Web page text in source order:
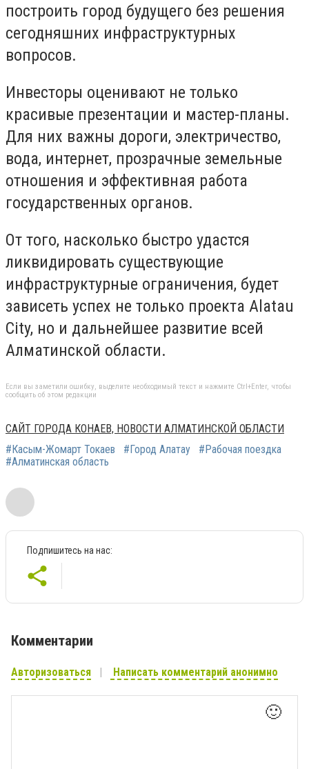
построить город будущего без решения
сегодняшних инфраструктурных
вопросов.
Инвесторы оценивают не только
красивые презентации и мастер-планы.
Для них важны дороги, электричество,
вода, интернет, прозрачные земельные
отношения и эффективная работа
государственных органов.
От того, насколько быстро удастся
ликвидировать существующие
инфраструктурные ограничения, будет
зависеть успех не только проекта Alatau
City, но и дальнейшее развитие всей
Алматинской области.
Если вы заметили ошибку, выделите необходимый текст и нажмите Ctrl+Enter, чтобы
сообщить об этом редакции
САЙТ ГОРОДА КОНАЕВ, НОВОСТИ АЛМАТИНСКОЙ ОБЛАСТИ
#Касым-Жомарт Токаев
#Город Алатау
#Рабочая поездка
#Алматинская область
Подпишитесь на нас:
Комментарии
Авторизоваться Написать комментарий анонимно
🙂